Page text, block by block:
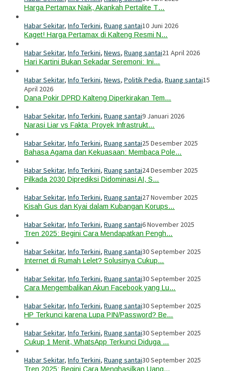
Harga Pertamax Naik, Akankah Pertalite T…
Habar Sekitar, Info Terkini, Ruang santai10 Juni 2026
Kaget! Harga Pertamax di Kalteng Resmi N…
Habar Sekitar, Info Terkini, News, Ruang santai21 April 2026
Hari Kartini Bukan Sekadar Seremoni: Ini…
Habar Sekitar, Info Terkini, News, Politik Pedia, Ruang santai15
April 2026
Dana Pokir DPRD Kalteng Diperkirakan Tem…
Habar Sekitar, Info Terkini, Ruang santai9 Januari 2026
Narasi Liar vs Fakta: Proyek Infrastrukt…
Habar Sekitar, Info Terkini, Ruang santai25 Desember 2025
Bahasa Agama dan Kekuasaan: Membaca Pole…
Habar Sekitar, Info Terkini, Ruang santai24 Desember 2025
Pilkada 2030 Diprediksi Didominasi AI, S…
Habar Sekitar, Info Terkini, Ruang santai27 November 2025
Kisah Gus dan Kyai dalam Kubangan Korups…
Habar Sekitar, Info Terkini, Ruang santai6 November 2025
Tren 2025: Begini Cara Mendapatkan Pengh…
Habar Sekitar, Info Terkini, Ruang santai30 September 2025
Internet di Rumah Lelet? Solusinya Cukup…
Habar Sekitar, Info Terkini, Ruang santai30 September 2025
Cara Mengembalikan Akun Facebook yang Lu…
Habar Sekitar, Info Terkini, Ruang santai30 September 2025
HP Terkunci karena Lupa PIN/Password? Be…
Habar Sekitar, Info Terkini, Ruang santai30 September 2025
Cukup 1 Menit, WhatsApp Terkunci Diduga …
Habar Sekitar, Info Terkini, Ruang santai30 September 2025
Tren 2025: Begini Cara Menghasilkan Uang…